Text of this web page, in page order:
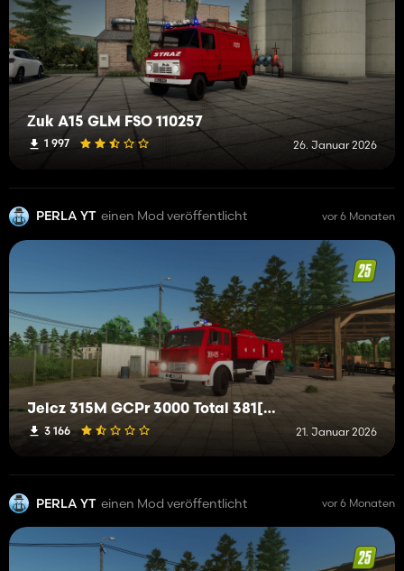
Żuk A15 GLM FSO 110257
1 997 26. Januar 2026
PERLA YT einen Mod veröffentlicht vor 6 Monaten
Jelcz 315M GCPr 3000 Total 381[F]35 JRG Nowa Sól
3 166 21. Januar 2026
PERLA YT einen Mod veröffentlicht vor 6 Monaten